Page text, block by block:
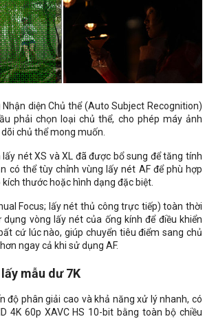
Nhận diện Chủ thể (Auto Subject Recognition)
phải chọn loại chủ thể, cho phép máy ảnh
chủ thể mong muốn.
nét XS và XL đã được bổ sung để tăng tính
có thể tùy chỉnh vùng lấy nét AF để phù hợp
thước hoặc hình dạng đặc biệt.
Focus; lấy nét thủ công trực tiếp) toàn thời
vòng lấy nét của ống kính để điều khiển
cứ lúc nào, giúp chuyển tiêu điểm sang chủ
ngay cả khi sử dụng AF.
mẫu dư 7K
độ phân giải cao và khả năng xử lý nhanh, có
4K 60p XAVC HS 10-bit bằng toàn bộ chiều